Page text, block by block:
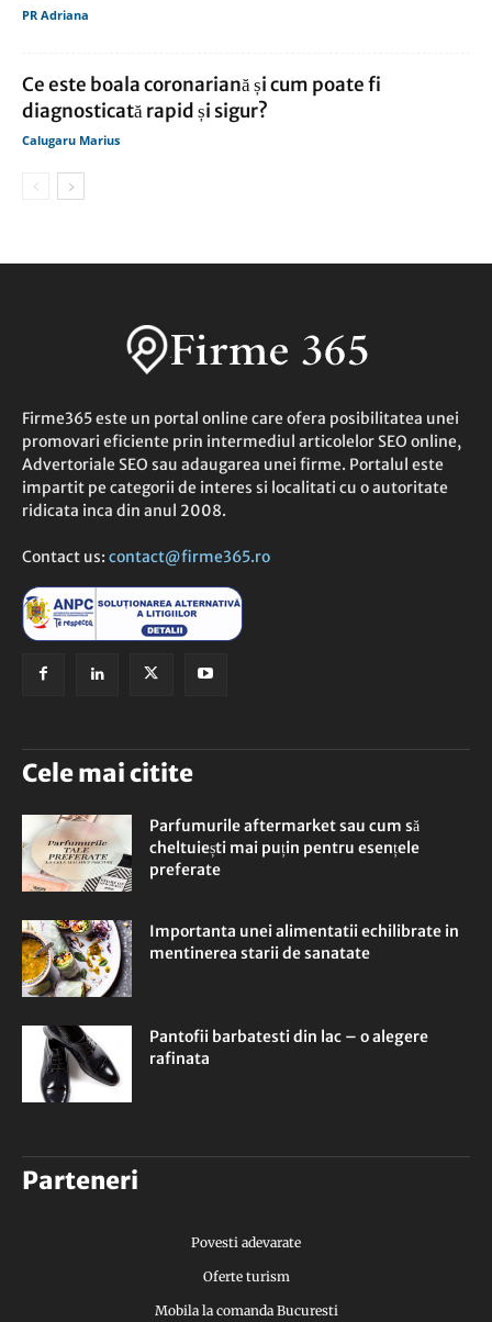
PR Adriana
Ce este boala coronariană și cum poate fi
diagnosticată rapid și sigur?
Calugaru Marius
Firme365 este un portal online care ofera posibilitatea unei
promovari eficiente prin intermediul articolelor SEO online,
Advertoriale SEO sau adaugarea unei firme. Portalul este
impartit pe categorii de interes si localitati cu o autoritate
ridicata inca din anul 2008.
Contact us: contact@firme365.ro
Cele mai citite
Parfumurile aftermarket sau cum să
cheltuiești mai puțin pentru esențele
preferate
Importanta unei alimentatii echilibrate in
mentinerea starii de sanatate
Pantofii barbatesti din lac – o alegere
rafinata
Parteneri
Povesti adevarate
Oferte turism
Mobila la comanda Bucuresti